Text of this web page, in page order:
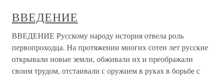
ВВЕДЕНИЕ
ВВЕДЕНИЕ Русскому народу история отвела роль
первопроходца. На протяжении многих сотен лет русские
открывали новые земли, обживали их и преображали
своим трудом, отстаивали с оружием в руках в борьбе с